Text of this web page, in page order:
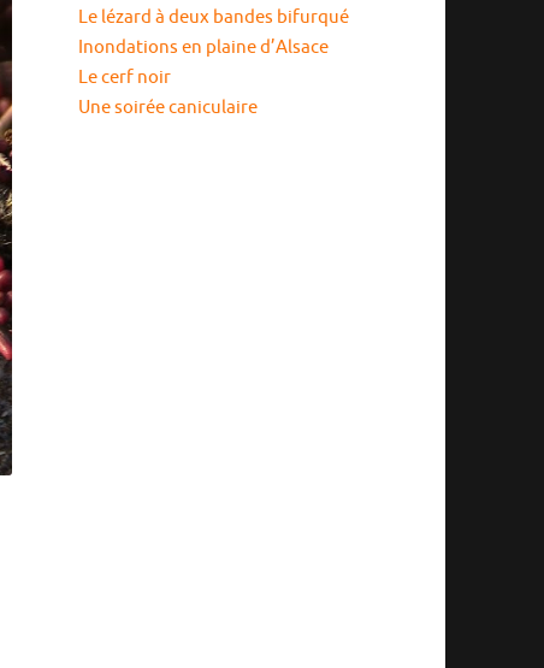
Le lézard à deux bandes bifurqué
Inondations en plaine d’Alsace
Le cerf noir
Une soirée caniculaire